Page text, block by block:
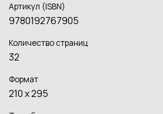
Артикул (ISBN)
9780192767905
Количество страниц
32
Формат
210 x 295